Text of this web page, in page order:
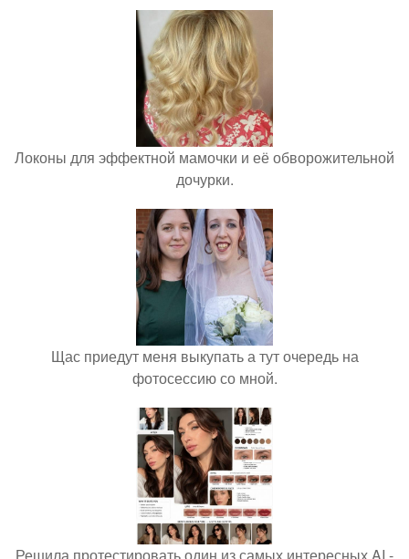
Локоны для эффектной мамочки и её обворожительной
дочурки.
Щас приедут меня выкупать а тут очередь на
фотосессию со мной.